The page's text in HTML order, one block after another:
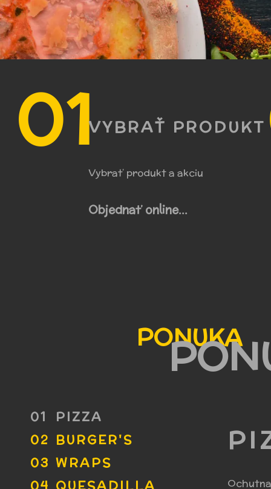
OBJEDNAŤ CEZ
VYBRAŤ PRODUKT
Vybrať produkt a akciu
Objednať online...
PIZZA
BURGER'S
WRAPS